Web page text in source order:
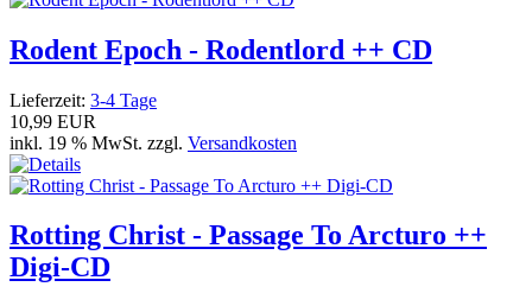
Rodent Epoch - Rodentlord ++ CD
Lieferzeit: 3-4 Tage
10,99 EUR
inkl. 19 % MwSt. zzgl. Versandkosten
Rotting Christ - Passage To Arcturo ++
Digi-CD